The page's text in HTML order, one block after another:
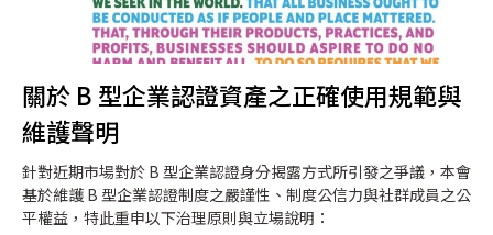
關於 B 型企業認證資產之正確使用規範與
維護聲明
針對近期市場對於 B 型企業認證身分揭露方式所引發之爭議，本會
基於維護 B 型企業認證制度之嚴謹性、制度公信力與社群成員之公
平權益，特此重申以下治理原則與立場說明：